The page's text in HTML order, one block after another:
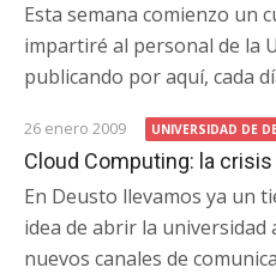
Esta semana comienzo un
impartiré al personal de la
publicando por aquí, cada
26 enero 2009 UNIVERSIDAD DE
Cloud Computing: la
En Deusto llevamos ya un
idea de abrir la universidad
nuevos canales de